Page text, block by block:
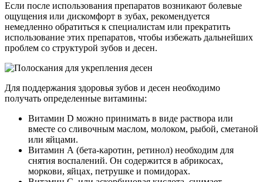
Если после использования препаратов возникают болевые
ощущения или дискомфорт в зубах, рекомендуется
немедленно обратиться к специалистам или прекратить
использование этих препаратов, чтобы избежать дальнейших
проблем со структурой зубов и десен.
Для поддержания здоровья зубов и десен необходимо
получать определенные витамины:
Витамин D можно принимать в виде раствора или
вместе со сливочным маслом, молоком, рыбой, сметаной
или яйцами.
Витамин А (бета-каротин, ретинол) необходим для
снятия воспалений. Он содержится в абрикосах,
моркови, яйцах, петрушке и помидорах.